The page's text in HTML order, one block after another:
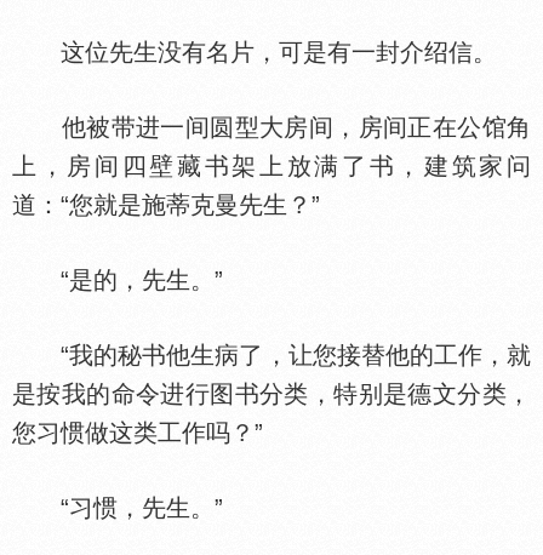
这位先生没有名片，可是有一封介绍信。
他被带进一间圆型大房间，房间正在公馆角
上，房间四壁藏书架上放满了书，建筑家问
道：“您就是施蒂克曼先生？”
“是的，先生。”
“我的秘书他生病了，让您接替他的工作，就
是按我的命令进行图书分类，特别是德文分类，
您习惯做这类工作吗？”
“习惯，先生。”